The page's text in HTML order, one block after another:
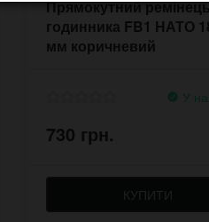
Прямокутний
годинника FB1 НАТО
мм коричневий
У
730 грн.
КУПИТИ